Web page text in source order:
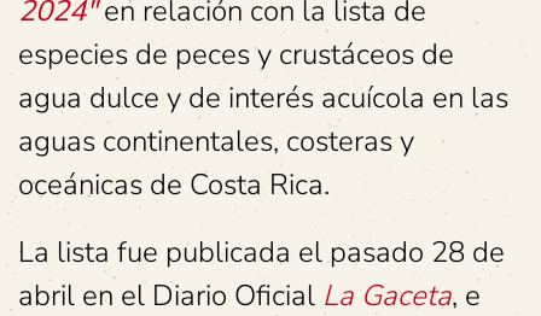
2024″en relación con la lista de
especies de peces y crustáceos de
agua dulce y de interés acuícola en las
aguas continentales, costeras y
oceánicas de Costa Rica.
La lista fue publicada el pasado 28 de
abril en el Diario Oficial La Gaceta, e